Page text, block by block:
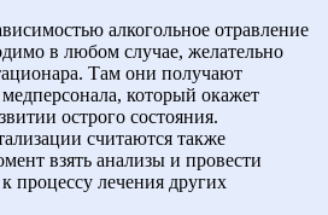
алкогольное отравление
в любом случае, желательно
Там они получают
который окажет
острого состояния.
считаются также
взять анализы и провести
процессу лечения других